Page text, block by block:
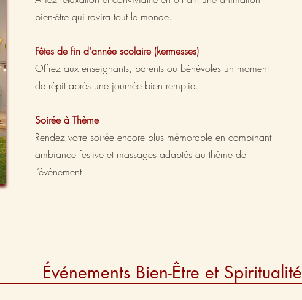
bien-être qui ravira tout le monde.
Fêtes de fin d'année scolaire (kermesses)
Offrez aux enseignants, parents ou bénévoles un moment
de répit après une journée bien remplie.
Soirée à Thème
Rendez votre soirée encore plus mémorable en combinant
ambiance festive et massages adaptés au thème de
l’événement.
Événements Bien-Être et Spiritualité